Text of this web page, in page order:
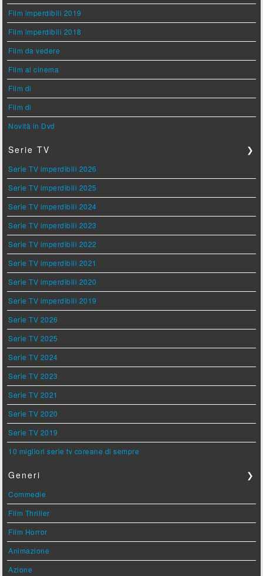
Film imperdibili 2019
Film imperdibili 2018
Film da vedere
Film al cinema
Film di
Film di
Novità in Dvd
Serie TV ❯
Serie TV imperdibili 2026
Serie TV imperdibili 2025
Serie TV imperdibili 2024
Serie TV imperdibili 2023
Serie TV imperdibili 2022
Serie TV imperdibili 2021
Serie TV imperdibili 2020
Serie TV imperdibili 2019
Serie TV 2026
Serie TV 2025
Serie TV 2024
Serie TV 2023
Serie TV 2021
Serie TV 2020
Serie TV 2019
10 migliori serie tv coreane di sempre
Generi ❯
Commedie
Film Thriller
Film Horror
Animazione
Azione